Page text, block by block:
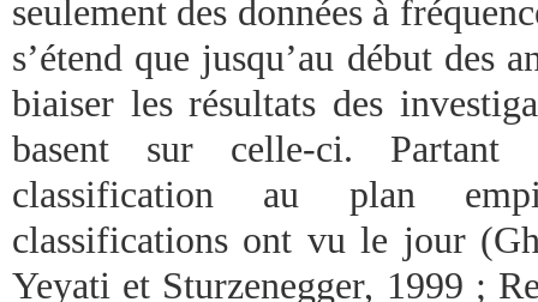
seulement des données à
s’étend que jusqu’au début des
biaiser les résultats des
basent sur celle-ci.
classification au plan
classifications ont vu le jour
Yeyati et Sturzenegger, 1999 ;